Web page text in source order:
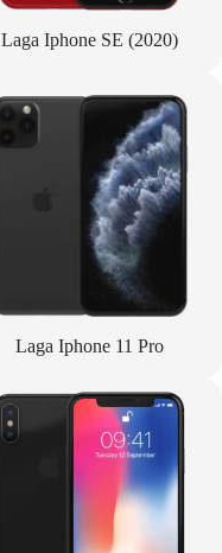
Laga Iphone SE (2020)
Laga Iphone 11 Pro